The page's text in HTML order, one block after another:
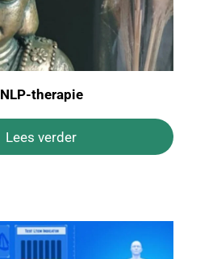
NLP-therapie
Lees verder